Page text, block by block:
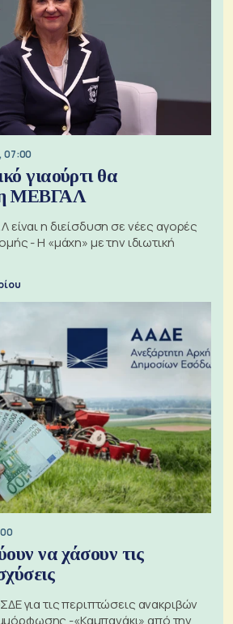
07:00
γιαούρτι θα
ΜΕΒΓΑΛ
είναι η διείσδυση σε νέες αγορές
- Η «μάχη» με την ιδιωτική
να χάσουν τις
για τις περιπτώσεις ανακριβών
-«Καμπανάκι» από την